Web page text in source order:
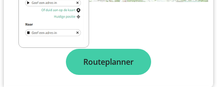
Routeplanner